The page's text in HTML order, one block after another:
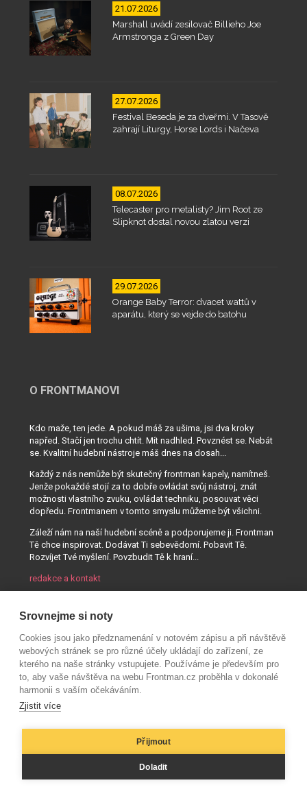
21.07.2026
Marshall uvádí zesilovač Billieho Joe
Armstronga z Green Day
27.07.2026
Festival Beseda je za dveřmi. V Tasově
zahrají Liturgy, Horse Lords i Načeva
08.07.2026
Telecaster pro metalisty? Jim Root ze
Slipknot dostal novou zlatou verzi
29.07.2026
Orange Baby Terror: dvacet wattů v
aparátu, který se vejde do batohu
O FRONTMANOVI
Kdo maže, ten jede. A pokud máš za ušima, jsi dva kroky
napřed. Stačí jen trochu chtít. Mít nadhled. Povznést se. Nebát
se. Kvalitní hudební nástroje máš dnes na dosah...
Každý z nás nemůže být skutečný frontman kapely, namítneš.
Jenže pokaždé stojí za to dobře ovládat svůj nástroj, znát
možnosti vlastního zvuku, ovládat techniku, posouvat věci
dopředu. Frontmanem v tomto smyslu můžeme být všichni.
Záleží nám na naší hudební scéně a podporujeme ji. Frontman
Tě chce inspirovat. Dodávat Ti sebevědomí. Pobavit Tě.
Rozvíjet Tvé myšlení. Povzbudit Tě k hraní...
redakce a kontakt
Srovnejme si noty
Cookies jsou jako předznamenání v notovém zápisu a při návštěvě
webových stránek se pro různé účely ukládají do zařízení, ze
kterého na naše stránky vstupujete. Používáme je především pro
to, aby vaše návštěva na webu Frontman.cz proběhla v dokonalé
harmonii s vaším očekáváním.
Zjistit více
Přijmout
Doladit